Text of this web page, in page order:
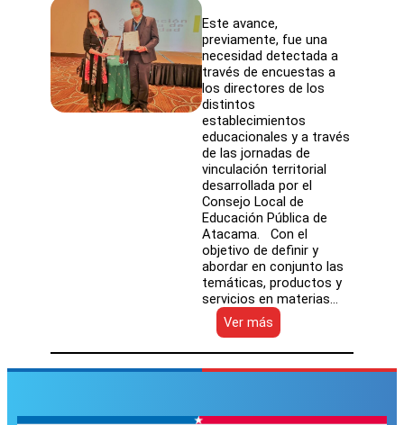
Este avance,
previamente, fue una
necesidad detectada a
través de encuestas a
los directores de los
distintos
establecimientos
educacionales y a través
de las jornadas de
vinculación territorial
desarrollada por el
Consejo Local de
Educación Pública de
Atacama. Con el
objetivo de definir y
abordar en conjunto las
temáticas, productos y
servicios en materias…
Ver más
SLEP
de
Atacama
de